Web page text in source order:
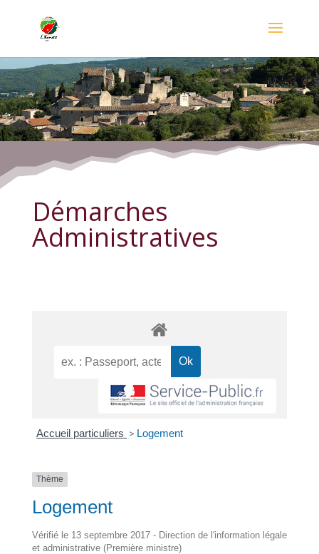
Démarches Administratives
Démarches
Administratives
Accueil particuliers > Logement
Thème
Logement
Vérifié le 13 septembre 2017 - Direction de l'information légale
et administrative (Première ministre)